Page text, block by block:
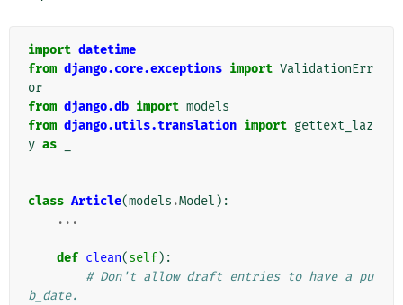
import datetime
from django.core.exceptions import ValidationErr
or
from django.db import models
from django.utils.translation import gettext_laz
y as
class Article(models .Model ):
...
def clean(self):
# Don't allow draft entries to have a pu
b_date.